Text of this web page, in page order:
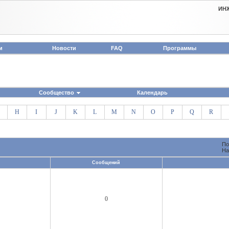
Новости FAQ Программы
Сообщество Календарь
H I J K L M N O P Q R
Сообщений
0